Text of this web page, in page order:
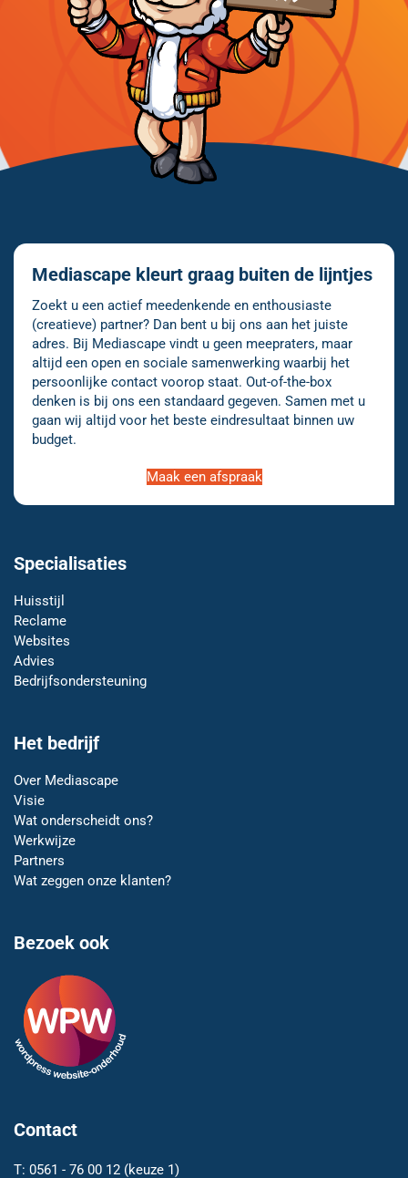
Mediascape kleurt graag buiten de lijntjes
Zoekt u een actief meedenkende en enthousiaste
(creatieve) partner? Dan bent u bij ons aan het juiste
adres. Bij Mediascape vindt u geen meepraters, maar
altijd een open en sociale samenwerking waarbij het
persoonlijke contact voorop staat. Out-of-the-box
denken is bij ons een standaard gegeven. Samen met u
gaan wij altijd voor het beste eindresultaat binnen uw
budget.
Maak een afspraak
Specialisaties
Huisstijl
Reclame
Websites
Advies
Bedrijfsondersteuning
Het bedrijf
Over Mediascape
Visie
Wat onderscheidt ons?
Werkwijze
Partners
Wat zeggen onze klanten?
Bezoek ook
Contact
T: 0561 - 76 00 12 (keuze 1)